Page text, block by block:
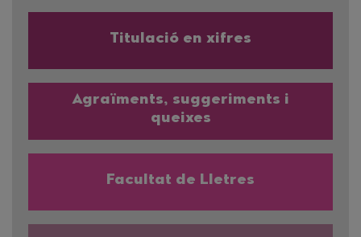
Titulació en xifres
Agraïments, suggeriments i
queixes
Facultat de Lletres